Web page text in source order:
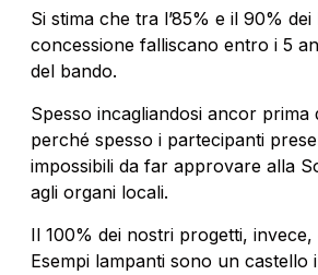
Si stima che tra l’85% e il 90% dei
concessione falliscano entro i 5
del bando.
Spesso incagliandosi ancor prima
perché spesso i partecipanti
impossibili da far approvare alla
agli organi locali.
Il 100% dei nostri progetti, invece,
Esempi lampanti sono un castello